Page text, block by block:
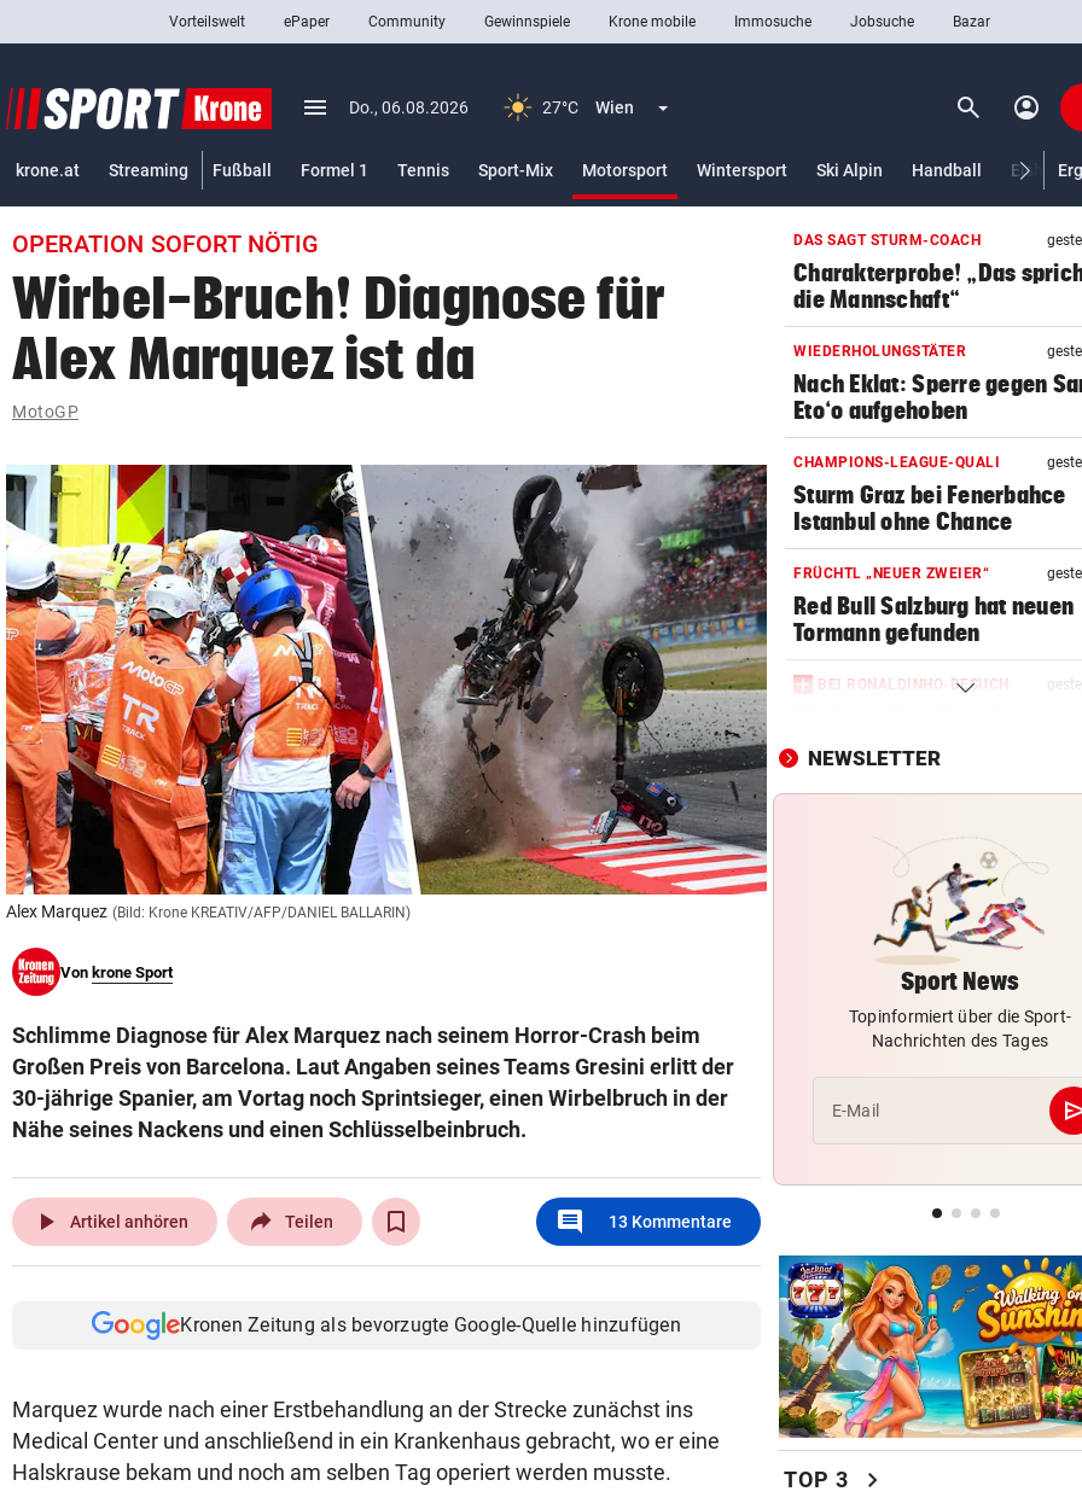
closeSchließen
Abonnieren
pin_drop
bookmark
search
Suchbegriff
© Krone Multimedia GmbH & Co KG 2026
Muthgasse 2, 1190 Wien
Vorteilswelt ePaper Community Gewinnspiele Krone mobile Immosuche Jobsuche Bazar
menu Menü aufklappen
Do., 06.08.2026 27°C Wien Menü aufklappen search Suchen
account_circle
krone.at Streaming Fußball Formel 1 Tennis Sport-Mix Motorsport
Wintersport
Ski Alpin Handball
OPERATION SOFORT NÖTIG
Wirbel-Bruch! Diagnose für
Alex Marquez ist da
MotoGP
Alex Marquez (Bild: Krone KREATIV/AFP/DANIEL BALLARIN)
Von krone Sport
Schlimme Diagnose für Alex Marquez nach seinem Horror-Crash beim
Großen Preis von Barcelona. Laut Angaben seines Teams Gresini erlitt der
30-jährige Spanier, am Vortag noch Sprintsieger, einen Wirbelbruch in der
Nähe seines Nackens und einen Schlüsselbeinbruch.
play_arrow Artikel anhören Teilen comment 13 Kommentare
Kronen Zeitung als bevorzugte Google-Quelle hinzufügen
Marquez wurde nach einer Erstbehandlung an der Strecke zunächst ins
Medical Center und anschließend in ein Krankenhaus gebracht, wo er eine
Halskrause bekam und noch am selben Tag operiert werden musste.
DAS SAGT STURM-COACH
Charakterprobe! „Das
die Mannschaft“
WIEDERHOLUNGSTÄTER
Nach Eklat: Sperre gegen
Eto‘o aufgehoben
CHAMPIONS-LEAGUE-QUALI
Sturm Graz bei Fenerbahce
Istanbul ohne Chance
FRÜCHTL „NEUER ZWEIER“
Red Bull Salzburg hat neuen
Tormann gefunden
BEI RONALDINHO-BESUCH
den Wörthersee
DANK MEGA-ABLÖSE
Premier-League-Klub
CHAMPIONS-LEAGUE-QUALI
Darum spielte Sturm Graz
Brustsponsor
CHAMPIONS-LEAGUE-QUALI
Tor-Spektakel! St. Pölten
Young Boys Bern
nicht zufrieden!“
Warum 99ers-Trainer bei La
Strada auftreten wollte
NEWSLETTER
Sport News
Topinformiert über die Sport-
Nachrichten des Tages
E-Mail
TOP 3 chevron_right